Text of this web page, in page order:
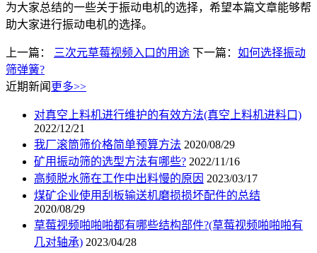
为大家总结的一些关于振动电机的选择，希望本篇文章能够帮
助大家进行振动电机的选择。
上一篇： 三次元草莓视频入口的用途 下一篇： 如何选择振动
筛弹簧?
近期新闻 更多>>
对真空上料机进行维护的有效方法(真空上料机进料口)
2022/12/21
我厂滚筒筛价格简单预算方法 2020/08/29
矿用振动筛的选型方法有哪些? 2022/11/16
高频脱水筛在工作中出料慢的原因 2023/03/17
煤矿企业使用刮板输送机磨损损坏配件的总结
2020/08/29
草莓视频啪啪啪都有哪些结构部件?(草莓视频啪啪啪有
几对轴承) 2023/04/28